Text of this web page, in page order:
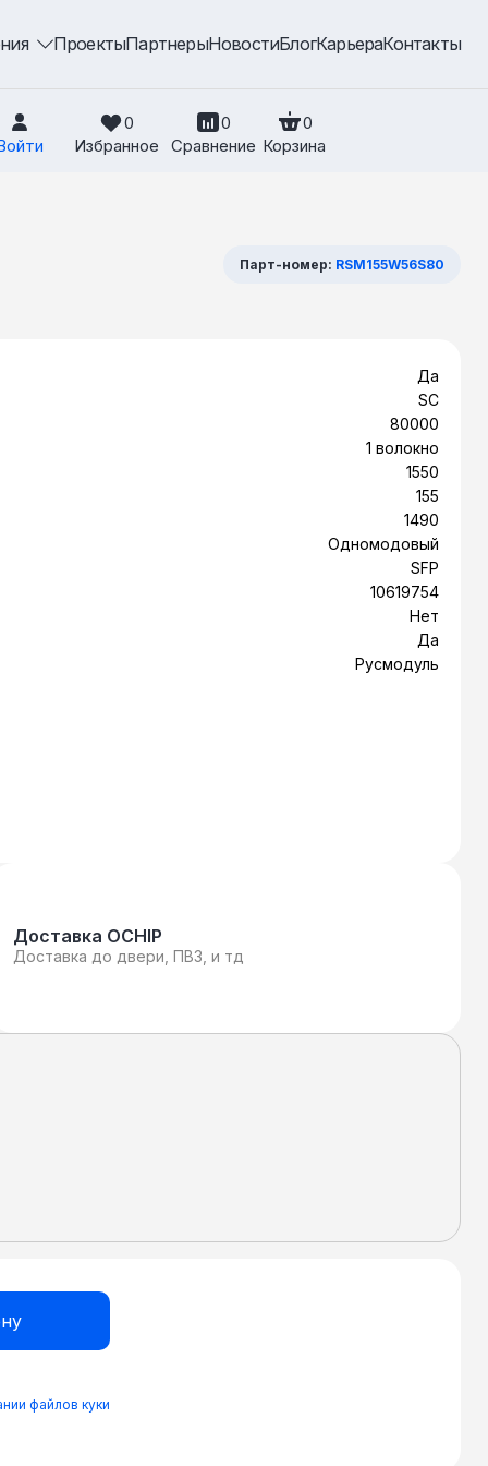
ПроектыПартнерыНовостиБлогКарьераКонтакты
0
Избранное
0
Сравнение
0
Корзина
Парт-номер: RSM155W56S80
Да
SC
80000
1 волокно
1550
155
1490
Одномодовый
SFP
10619754
Нет
Да
Русмодуль
Доставка OCHIP
Доставка до двери, ПВЗ, и тд
файлов куки